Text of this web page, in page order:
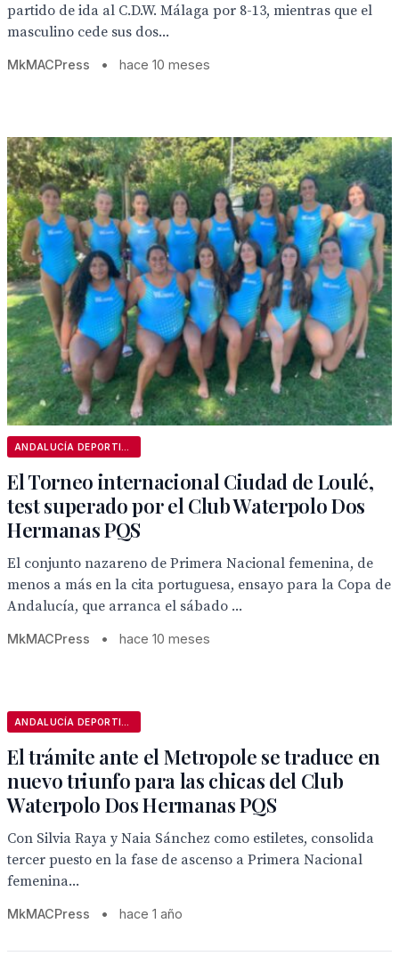
partido de ida al C.D.W. Málaga por 8-13, mientras que el
masculino cede sus dos...
MkMACPress • hace 10 meses
El Torneo internacional Ciudad de Loulé,
test superado por el Club Waterpolo Dos
Hermanas PQS
El conjunto nazareno de Primera Nacional femenina, de
menos a más en la cita portuguesa, ensayo para la Copa de
Andalucía, que arranca el sábado ...
MkMACPress • hace 10 meses
El trámite ante el Metropole se traduce en
nuevo triunfo para las chicas del Club
Waterpolo Dos Hermanas PQS
Con Silvia Raya y Naia Sánchez como estiletes, consolida
tercer puesto en la fase de ascenso a Primera Nacional
femenina...
MkMACPress • hace 1 año